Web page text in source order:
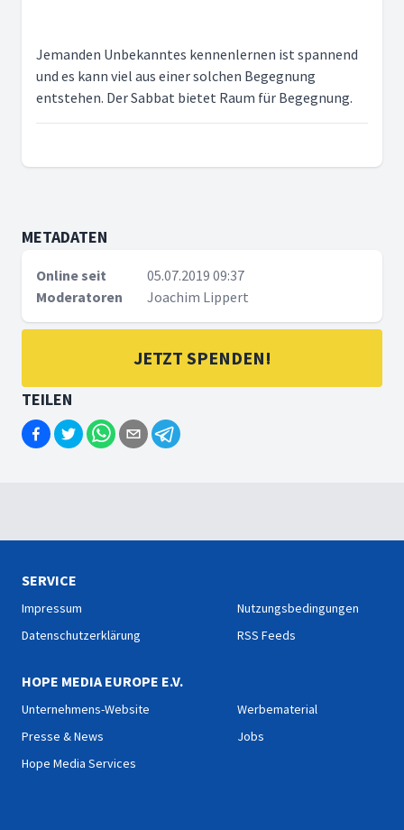
Jemanden Unbekanntes kennenlernen ist spannend
und es kann viel aus einer solchen Begegnung
entstehen. Der Sabbat bietet Raum für Begegnung.
METADATEN
Online seit
05.07.2019 09:37
Moderatoren
Joachim Lippert
JETZT SPENDEN!
TEILEN
SERVICE
Impressum
Datenschutzerklärung
Nutzungsbedingungen
RSS Feeds
HOPE MEDIA EUROPE E.V.
Unternehmens-Website
Presse & News
Hope Media Services
Werbematerial
Jobs